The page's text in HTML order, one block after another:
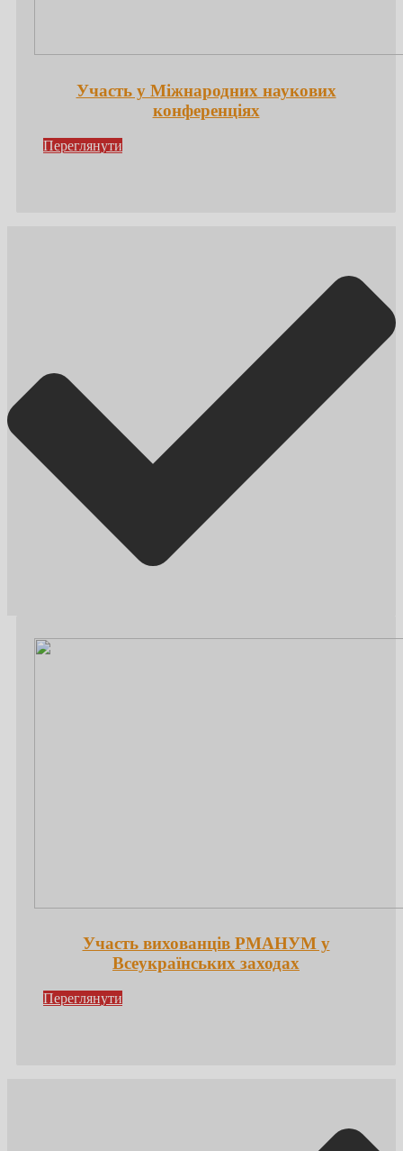
Участь у Міжнародних наукових
конференціях
Переглянути
Участь вихованців РМАНУМ у
Всеукраїнських заходах
Переглянути